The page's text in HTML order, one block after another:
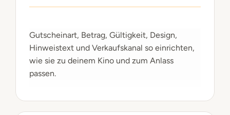
Gutscheinart, Betrag, Gültigkeit, Design,
Hinweistext und Verkaufskanal so einrichten,
wie sie zu deinem Kino und zum Anlass
passen.